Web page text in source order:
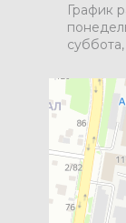
График